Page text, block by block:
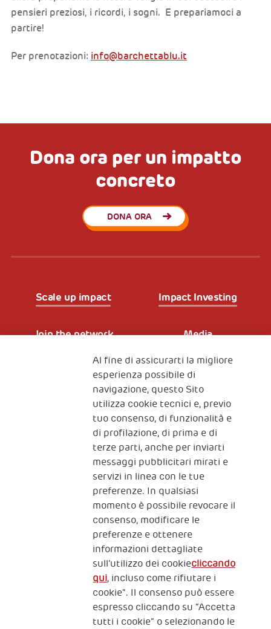
pensieri preziosi, i ricordi, i sogni. E prepariamoci a
partire!
Per prenotazioni: info@barchettablu.it
Dona ora per un impatto
concreto
DONA ORA
Scale up impact Impact Investing
Join the network Media
Iscriviti alla newsletter
Fondazione
The Human Safety Net
CONTATTACI
2, Piazza Duca degli Abruzzi 34132
Trieste Italy
Fiscal code (Italy) 90017740326
VAT code 01372940328
Al fine di assicurarti la migliore
esperienza possibile di
navigazione, questo Sito
utilizza cookie tecnici e, previo
tuo consenso, di funzionalità e
di profilazione, di prima e di
terze parti, anche per inviarti
messaggi pubblicitari mirati e
servizi in linea con le tue
preferenze. In qualsiasi
momento è possibile revocare il
consenso, modificare le
preferenze e ottenere
informazioni dettagliate
sull’utilizzo dei cookiecliccando
qui, incluso come rifiutare i
cookie". Il consenso può essere
espresso cliccando su “Accetta
tutti i cookie” o selezionando le